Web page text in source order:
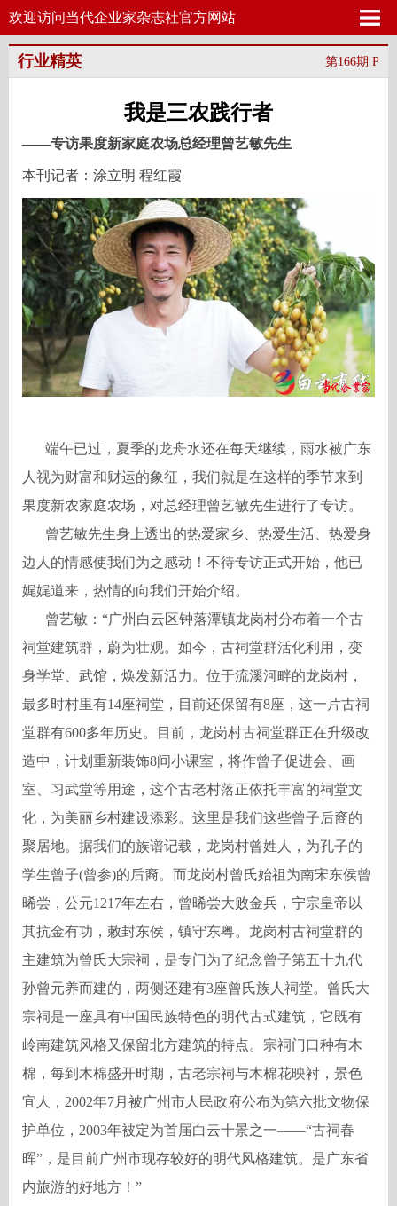
欢迎访问当代企业家杂志社官方网站
第166期 P
行业精英
我是三农践行者
——专访果度新家庭农场总经理曾艺敏先生
本刊记者：涂立明 程红霞
端午已过，夏季的龙舟水还在每天继续，雨水被广东
人视为财富和财运的象征，我们就是在这样的季节来到
果度新农家庭农场，对总经理曾艺敏先生进行了专访。
曾艺敏先生身上透出的热爱家乡、热爱生活、热爱身
边人的情感使我们为之感动！不待专访正式开始，他已
娓娓道来，热情的向我们开始介绍。
曾艺敏：“广州白云区钟落潭镇龙岗村分布着一个古
祠堂建筑群，蔚为壮观。如今，古祠堂群活化利用，变
身学堂、武馆，焕发新活力。位于流溪河畔的龙岗村，
最多时村里有14座祠堂，目前还保留有8座，这一片古祠
堂群有600多年历史。目前，龙岗村古祠堂群正在升级改
造中，计划重新装饰8间小课室，将作曾子促进会、画
室、习武堂等用途，这个古老村落正依托丰富的祠堂文
化，为美丽乡村建设添彩。这里是我们这些曾子后裔的
聚居地。据我们的族谱记载，龙岗村曾姓人，为孔子的
学生曾子(曾参)的后裔。而龙岗村曾氏始祖为南宋东侯曾
晞尝，公元1217年左右，曾晞尝大败金兵，宁宗皇帝以
其抗金有功，敕封东侯，镇守东粤。龙岗村古祠堂群的
主建筑为曾氏大宗祠，是专门为了纪念曾子第五十九代
孙曾元养而建的，两侧还建有3座曾氏族人祠堂。曾氏大
宗祠是一座具有中国民族特色的明代古式建筑，它既有
岭南建筑风格又保留北方建筑的特点。宗祠门口种有木
棉，每到木棉盛开时期，古老宗祠与木棉花映衬，景色
宜人，2002年7月被广州市人民政府公布为第六批文物保
护单位，2003年被定为首届白云十景之一——“古祠春
晖”，是目前广州市现存较好的明代风格建筑。是广东省
内旅游的好地方！”